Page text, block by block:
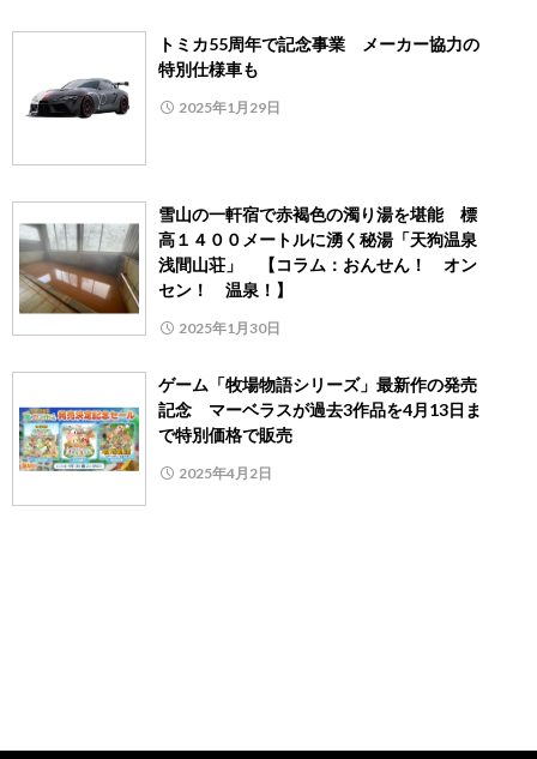
トミカ55周年で記念事業 メーカー協力の
特別仕様車も
2025年1月29日
雪山の一軒宿で赤褐色の濁り湯を堪能 標
高１４００メートルに湧く秘湯「天狗温泉
浅間山荘」 【コラム：おんせん！ オン
セン！ 温泉！】
2025年1月30日
ゲーム「牧場物語シリーズ」最新作の発売
記念 マーベラスが過去3作品を4月13日ま
で特別価格で販売
2025年4月2日